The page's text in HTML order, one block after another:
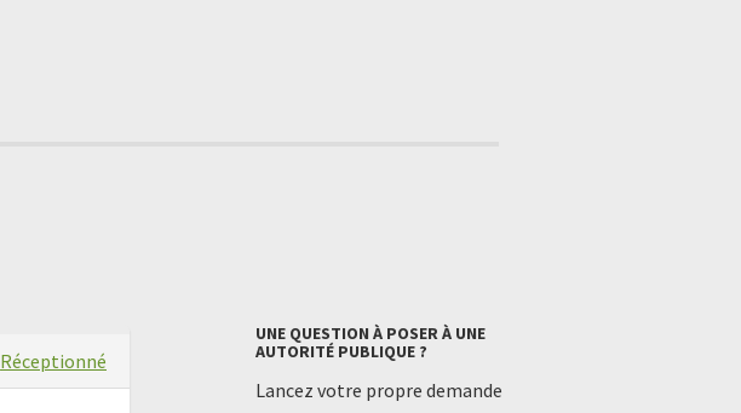
Réceptionné
UNE QUESTION À POSER À UNE
AUTORITÉ PUBLIQUE ?
Lancez votre propre demande